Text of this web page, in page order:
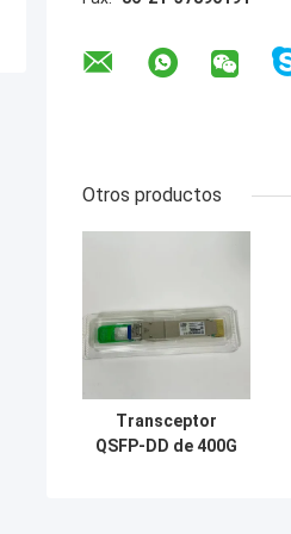
Otros productos
Transceptor
QSFP-DD de 400G